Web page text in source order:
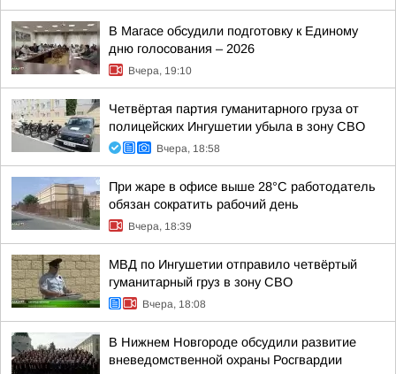
В Магасе обсудили подготовку к Единому
дню голосования – 2026
Вчера, 19:10
Четвёртая партия гуманитарного груза от
полицейских Ингушетии убыла в зону СВО
Вчера, 18:58
При жаре в офисе выше 28°C работодатель
обязан сократить рабочий день
Вчера, 18:39
МВД по Ингушетии отправило четвёртый
гуманитарный груз в зону СВО
Вчера, 18:08
В Нижнем Новгороде обсудили развитие
вневедомственной охраны Росгвардии